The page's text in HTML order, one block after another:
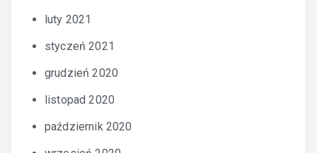
luty 2021
styczeń 2021
grudzień 2020
listopad 2020
październik 2020